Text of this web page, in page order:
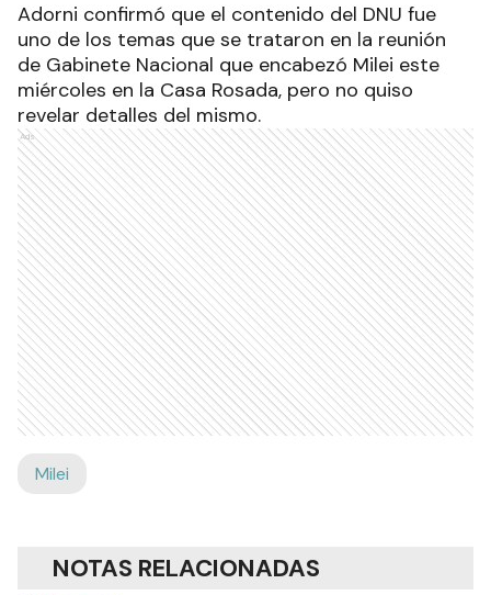
Adorni confirmó que el contenido del DNU fue
uno de los temas que se trataron en la reunión
de Gabinete Nacional que encabezó Milei este
miércoles en la Casa Rosada, pero no quiso
revelar detalles del mismo.
Ads
Milei
NOTAS RELACIONADAS